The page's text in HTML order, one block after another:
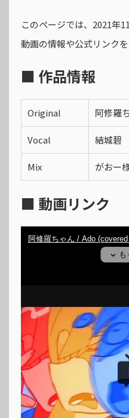
このページでは、2021年
動画の情報や公式リンクを
■ 作品情報
Original 阿修羅
Vocal 結城碧
Mix がおー
■ 動画リンク